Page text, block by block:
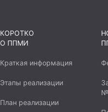
КОРОТКО
О ППМИ
Краткая информация
Этапы реализации
План реализации